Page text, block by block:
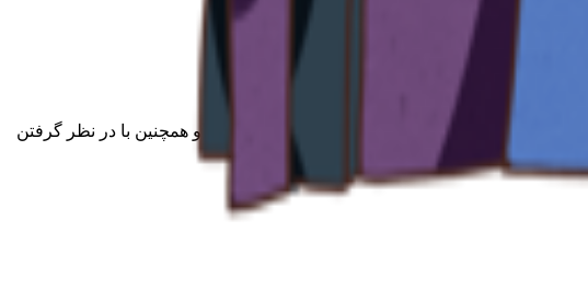
تمامی این اجناس با حاشیه‌ی سود مناسب، حلال و همچنین با در نظر گرفتن
با مناسب ترین قیمت ها را داشته باشند.